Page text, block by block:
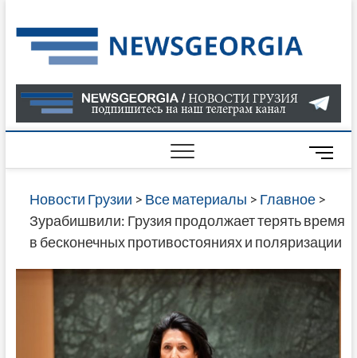
to
content
О
В
ГРУЗИИ
САЙТЕ
M
e
n
u
B
t
t
o
n
Новости Грузии > Все материалы > Главное>
Зурабишвили: Грузия продолжает терять время
в бесконечных противостояниях и поляризации